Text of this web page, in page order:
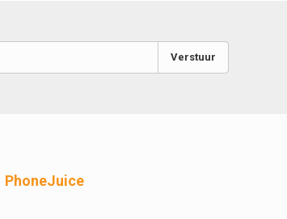
Verstuur
PhoneJuice